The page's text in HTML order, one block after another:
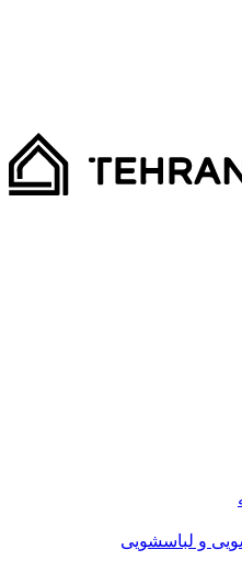
و لباسشویی